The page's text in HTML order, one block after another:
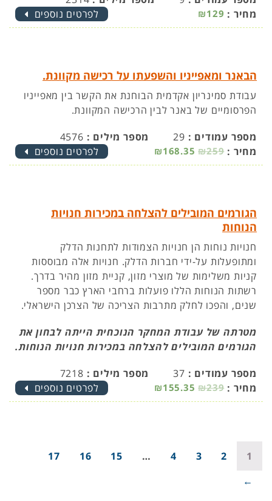
מחיר : ₪129 לפרטים נוספים
הבאנר ומאפייניו והשפעתו על רכישה מקוונת.
עבודת סמינריון אקדמית הבוחנת את הקשר בין מאפייניו
הפרסומיים של באנר לבין הרכישה המקוונת.
מספר עמודים : 29 מספר מילים : 4576
מחיר : ₪259
₪168.35 לפרטים נוספים
הגורמים המובילים להצלחה במכירות חנויות
הנוחות
חנויות נוחות הן חנויות הצמודות לתחנות הדלק
ומתופעלות על-ידי חברות הדלק. חנויות אלה מבוססות
קניות משלימות של מוצרי מזון, קניית מזון מהיר בדרך.
רשתות הנוחות הללו פועלות ברחבי הארץ כבר מספר
שנים, והפכו לחלק מתרבות הצריכה של הצרכן הישראלי.
מטרתה של עבודת המחקר הנוכחית הייתה לבחון את
הגורמים המובילים להצלחה במכירות חנויות הנוחות.
מספר עמודים : 37 מספר מילים : 7218
מחיר : ₪239
₪155.35 לפרטים נוספים
1
2
3
4
…
15
16
17
→